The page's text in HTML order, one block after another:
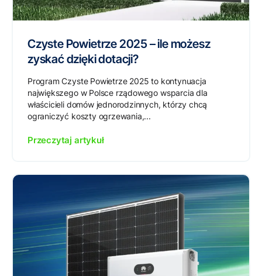
Czyste Powietrze 2025 – ile możesz
zyskać dzięki dotacji?
Program Czyste Powietrze 2025 to kontynuacja
największego w Polsce rządowego wsparcia dla
właścicieli domów jednorodzinnych, którzy chcą
ograniczyć koszty ogrzewania,...
Przeczytaj artykuł